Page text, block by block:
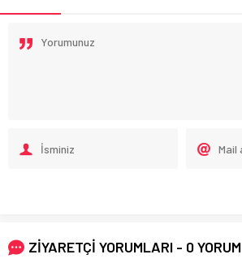
ZİYARETÇİ YORUMLARI - 0 YORUM